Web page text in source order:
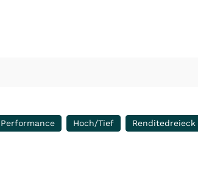
Performance Hoch/Tief Renditedreieck